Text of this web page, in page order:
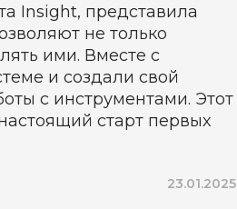
Insight, представила
не только
ими. Вместе с
и создали свой
с инструментами. Этот
старт первых
23.01.2025